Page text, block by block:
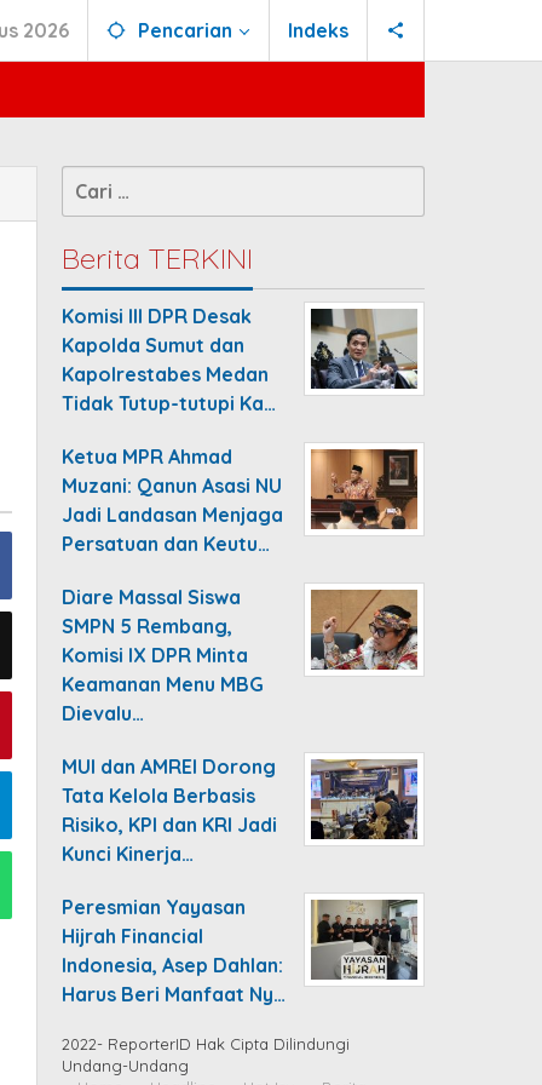
2026 Pencarian Indeks
Cari
untuk:
Berita TERKINI
Komisi III DPR Desak
Kapolda Sumut dan
Kapolrestabes Medan
Tidak Tutup-tutupi Ka…
Ketua MPR Ahmad
Muzani: Qanun Asasi NU
Jadi Landasan Menjaga
Persatuan dan Keutu…
Diare Massal Siswa
SMPN 5 Rembang,
Komisi IX DPR Minta
Keamanan Menu MBG
Dievalu…
MUI dan AMREI Dorong
Tata Kelola Berbasis
Risiko, KPI dan KRI Jadi
Kunci Kinerja…
Peresmian Yayasan
Hijrah Financial
Indonesia, Asep Dahlan:
Harus Beri Manfaat Ny…
2022- ReporterID Hak Cipta Dilindungi
Undang-Undang